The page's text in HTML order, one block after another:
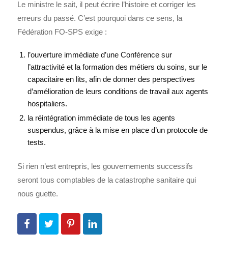
Le ministre le sait, il peut écrire l’histoire et corriger les
erreurs du passé. C’est pourquoi dans ce sens, la
Fédération FO-SPS exige :
l’ouverture immédiate d’une Conférence sur
l’attractivité et la formation des métiers du soins, sur le
capacitaire en lits, afin de donner des perspectives
d’amélioration de leurs conditions de travail aux agents
hospitaliers.
la réintégration immédiate de tous les agents
suspendus, grâce à la mise en place d’un protocole de
tests.
Si rien n’est entrepris, les gouvernements successifs
seront tous comptables de la catastrophe sanitaire qui
nous guette.